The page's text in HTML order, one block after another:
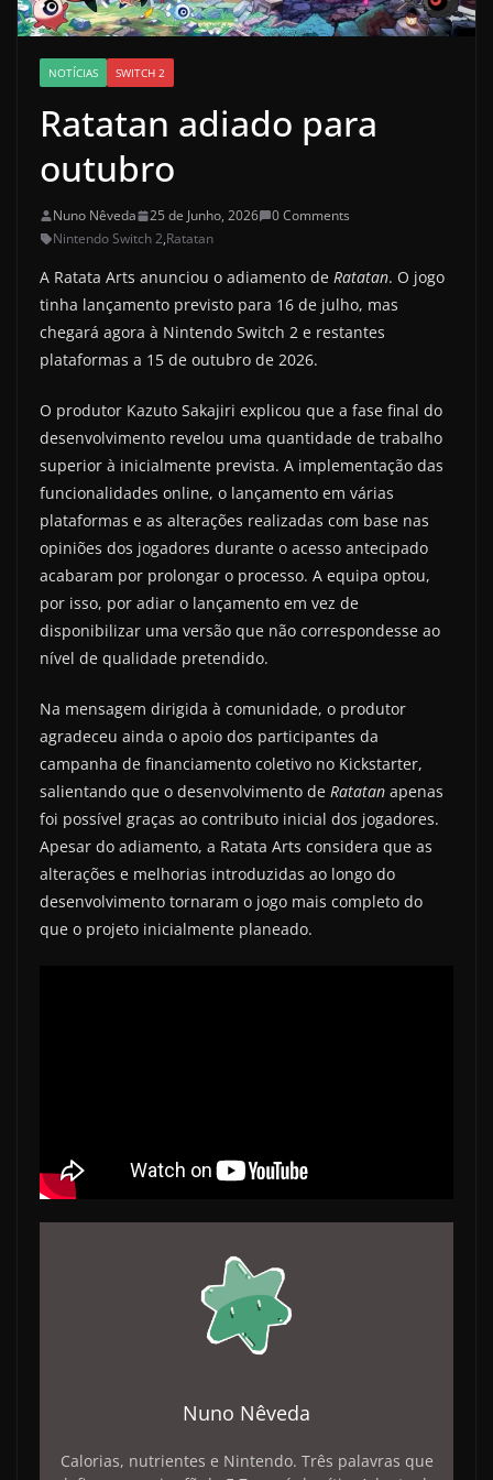
NOTÍCIAS SWITCH 2
Ratatan adiado para
outubro
Nuno Nêveda 25 de Junho, 2026
0 Comments
Nintendo Switch 2,Ratatan
A Ratata Arts anunciou o adiamento de Ratatan. O jogo
tinha lançamento previsto para 16 de julho, mas
chegará agora à Nintendo Switch 2 e restantes
plataformas a 15 de outubro de 2026.
O produtor Kazuto Sakajiri explicou que a fase final do
desenvolvimento revelou uma quantidade de trabalho
superior à inicialmente prevista. A implementação das
funcionalidades online, o lançamento em várias
plataformas e as alterações realizadas com base nas
opiniões dos jogadores durante o acesso antecipado
acabaram por prolongar o processo. A equipa optou,
por isso, por adiar o lançamento em vez de
disponibilizar uma versão que não correspondesse ao
nível de qualidade pretendido.
Na mensagem dirigida à comunidade, o produtor
agradeceu ainda o apoio dos participantes da
campanha de financiamento coletivo no Kickstarter,
salientando que o desenvolvimento de Ratatan apenas
foi possível graças ao contributo inicial dos jogadores.
Apesar do adiamento, a Ratata Arts considera que as
alterações e melhorias introduzidas ao longo do
desenvolvimento tornaram o jogo mais completo do
que o projeto inicialmente planeado.
Nuno Nêveda
Calorias, nutrientes e Nintendo. Três palavras que